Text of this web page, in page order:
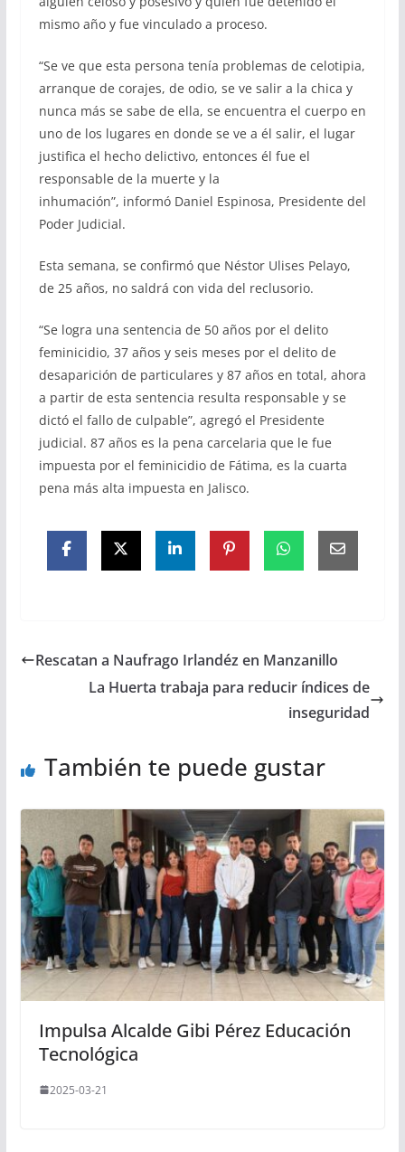
mismo año y fue vinculado a proceso.
“Se ve que esta persona tenía problemas de celotipia,
arranque de corajes, de odio, se ve salir a la chica y
nunca más se sabe de ella, se encuentra el cuerpo en
uno de los lugares en donde se ve a él salir, el lugar
justifica el hecho delictivo, entonces él fue el
responsable de la muerte y la
inhumación”, informó Daniel Espinosa, Presidente del
Poder Judicial.
Esta semana, se confirmó que Néstor Ulises Pelayo,
de 25 años, no saldrá con vida del reclusorio.
“Se logra una sentencia de 50 años por el delito
feminicidio, 37 años y seis meses por el delito de
desaparición de particulares y 87 años en total, ahora
a partir de esta sentencia resulta responsable y se
dictó el fallo de culpable”, agregó el Presidente
judicial. 87 años es la pena carcelaria que le fue
impuesta por el feminicidio de Fátima, es la cuarta
pena más alta impuesta en Jalisco.
Rescatan a Naufrago Irlandéz en Manzanillo
La Huerta trabaja para reducir índices de
inseguridad
También te puede gustar
Impulsa Alcalde Gibi Pérez Educación
Tecnológica
2025-03-21